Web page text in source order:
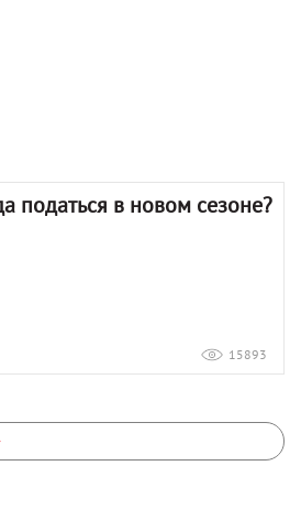
податься в новом сезоне?
15893